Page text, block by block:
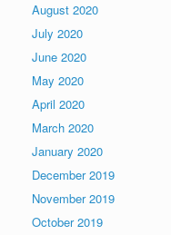
August 2020
July 2020
June 2020
May 2020
April 2020
March 2020
January 2020
December 2019
November 2019
October 2019